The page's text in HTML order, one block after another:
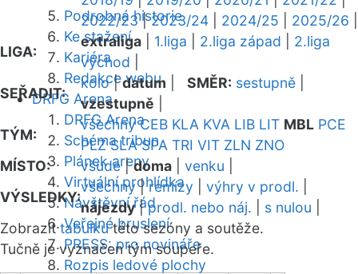
Podrobná historie
Ke stažení
Kariéra
Redakce webu
DRFG Arena
DRFG Arena
Schéma tribun
Plánek areny
Virtuální prohlídka
Návštěvní řád
Veřejné bruslení
PRESS: pro novináře
Rozpis ledové plochy
2022/23|2023/24 2024/25 2025/26
LIGA:
extraliga 1.liga 2.liga západ
2.liga
východ
SEŘADIT:
kolo|datum SMĚR: sestupně
vzestupně
TÝM:
všechny CEB KLA KVA LIB LIT MBL PCE
PLZ SLA SPA TRI VIT ZLN ZNO
MÍSTO:
všude|doma venku
VÝSLEDKY:
všechny|remízy výhry v prodl.
nájezdy|prodl. nebo náj. s nulou
Zobrazittabulkutéto sezóny a soutěže.
Tučně je vyznačen tým soupeře.